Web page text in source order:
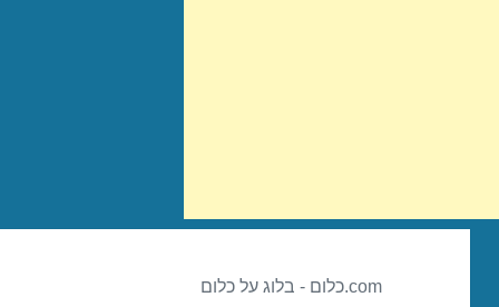
com.כלום - בלוג על כלום